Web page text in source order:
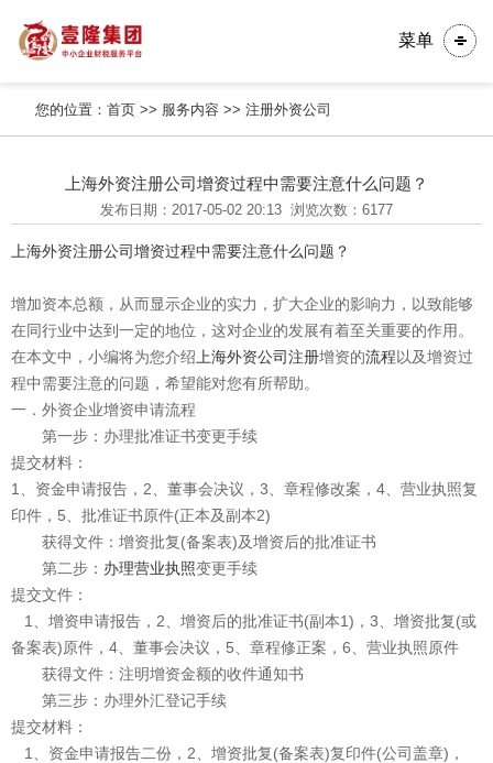
菜单
您的位置：首页 >> 服务内容 >>注册外资公司
上海外资注册公司增资过程中需要注意什么问题？
发布日期：2017-05-02 20:13 浏览次数：6177
上海外资注册公司增资过程中需要注意什么问题？
增加资本总额，从而显示企业的实力，扩大企业的影响力，以致能够
在同行业中达到一定的地位，这对企业的发展有着至关重要的作用。
在本文中，小编将为您介绍 上海外资公司注册增资的流程以及增资过
程中需要注意的问题，希望能对您有所帮助。
一．外资企业增资申请流程
第一步：办理批准证书变更手续
提交材料：
1、资金申请报告，2、董事会决议，3、章程修改案，4、营业执照复
印件，5、批准证书原件(正本及副本2)
获得文件：增资批复(备案表)及增资后的批准证书
第二步： 办理营业执照变更手续
提交文件：
1、增资申请报告，2、增资后的批准证书(副本1)，3、增资批复(或
备案表)原件，4、董事会决议，5、章程修正案，6、营业执照原件
获得文件：注明增资金额的收件通知书
第三步：办理外汇登记手续
提交材料：
1、资金申请报告二份，2、增资批复(备案表)复印件(公司盖章)，